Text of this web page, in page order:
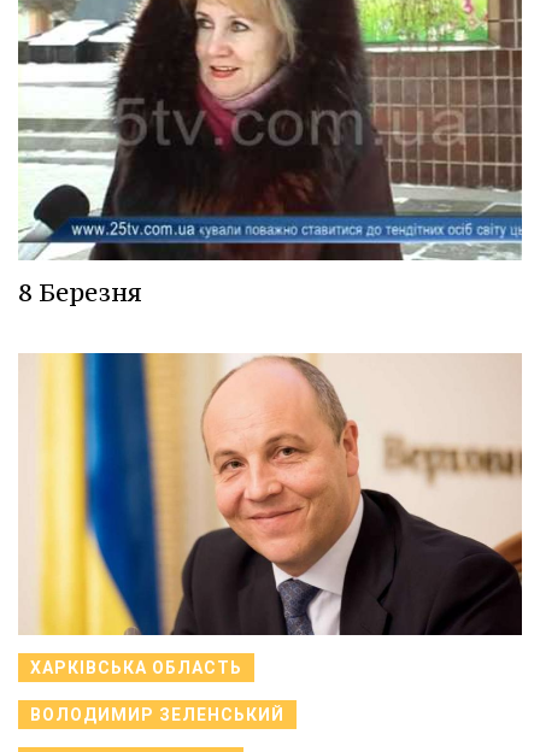
8 Березня
ХАРКІВСЬКА ОБЛАСТЬ
ВОЛОДИМИР ЗЕЛЕНСЬКИЙ